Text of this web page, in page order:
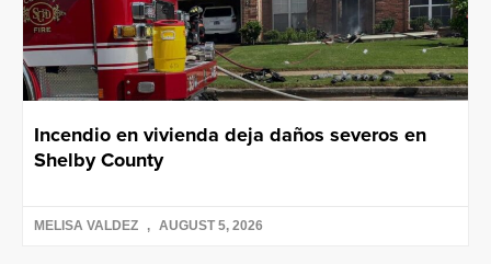
Incendio en vivienda deja daños severos en
Shelby County
MELISA VALDEZ AUGUST 5, 2026